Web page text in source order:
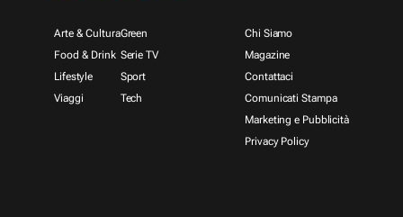
Arte & Cultura
Food & Drink
Lifestyle
Viaggi
Green
Serie TV
Sport
Tech
Chi Siamo
Magazine
Contattaci
Comunicati Stampa
Marketing e Pubblicità
Privacy Policy